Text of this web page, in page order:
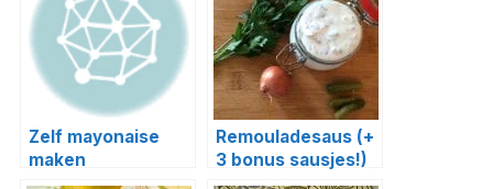
Zelf mayonaise
maken
Remouladesaus (+
3 bonus sausjes!)